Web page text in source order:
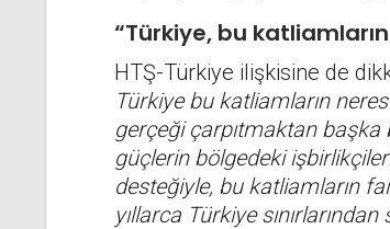
“Türkiye, bu
HTŞ-Türkiye ilişkisine de
Türkiye bu katliamların
gerçeği çarpıtmaktan başka
güçlerin bölgedeki
desteğiyle, bu katliamların
yıllarca Türkiye